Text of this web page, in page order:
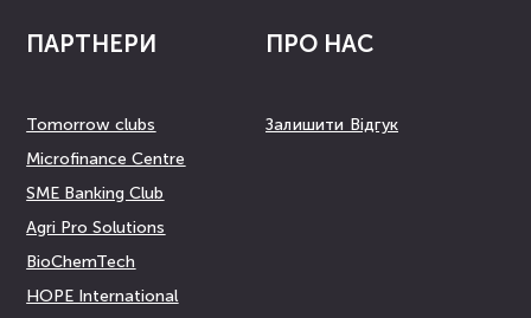
ПАРТНЕРИ
Tomorrow clubs
Microfinance Centre
SME Banking Club
Agri Pro Solutions
BioChemTech
HOPE International
ПРО НАС
Залишити Відгук